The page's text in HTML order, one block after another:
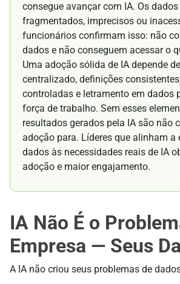
consegue avançar com IA. Os
fragmentados, imprecisos ou
funcionários confirmam isso: não
dados e não conseguem acessar o
Uma adoção sólida de IA depende
centralizado, definições
controladas e letramento em dados
força de trabalho. Sem esses
resultados gerados pela IA são não
adoção para. Líderes que alinham a
dados às necessidades reais de IA
adoção e maior engajamento.
IA Não É o
Empresa — Seus
A IA não criou seus problemas de